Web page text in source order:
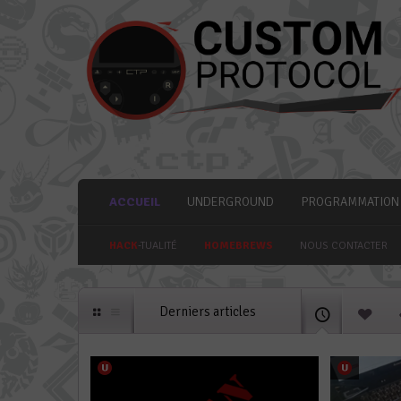
ACCUEIL UNDERGROUND PROGRAMMATION
HACK-TUALITÉ HOMEBREWS NOUS CONTACTER
Derniers articles